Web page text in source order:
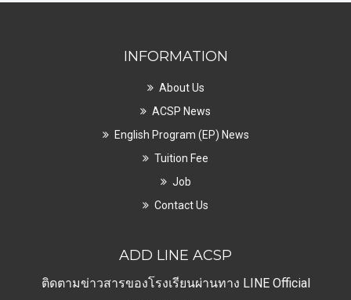
INFORMATION
About Us
ACSP News
English Program (EP) News
Tuition Fee
Job
Contact Us
ADD LINE ACSP
ติดตามข่าวสารของโรงเรียนผ่านทาง LINE Official